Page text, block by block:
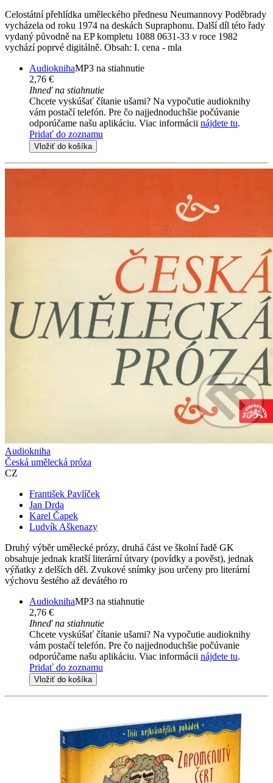
Celostátní přehlídka uměleckého přednesu Neumannovy Poděbrady
vycházela od roku 1974 na deskách Supraphonu. Další díl této řady
vydaný původně na EP kompletu 1088 0631-33 v roce 1982
vychází poprvé digitálně. Obsah: I. cena - mla
AudioknihaMP3 na stiahnutie
2,76 €
Ihneď na stiahnutie
Chcete vyskúšať čítanie ušami? Na vypočutie audioknihy
vám postačí telefón. Pre čo najjednoduchšie počúvanie
odporúčame našu aplikáciu. Viac informácii nájdete tu.
Pridať do zoznamu
Vložiť do košíka
Audiokniha
Česká umělecká próza
CZ
František Pavlíček
Jan Drda
Karel Čapek
Ludvík Aškenazy
Druhý výběr umělecké prózy, druhá část ve školní řadě GK
obsahuje jednak kratší literární útvary (povídky a pověst), jednak
výňatky z delších děl. Zvukové snímky jsou určeny pro literární
výchovu šestého až devátého ro
AudioknihaMP3 na stiahnutie
2,76 €
Ihneď na stiahnutie
Chcete vyskúšať čítanie ušami? Na vypočutie audioknihy
vám postačí telefón. Pre čo najjednoduchšie počúvanie
odporúčame našu aplikáciu. Viac informácii nájdete tu.
Pridať do zoznamu
Vložiť do košíka